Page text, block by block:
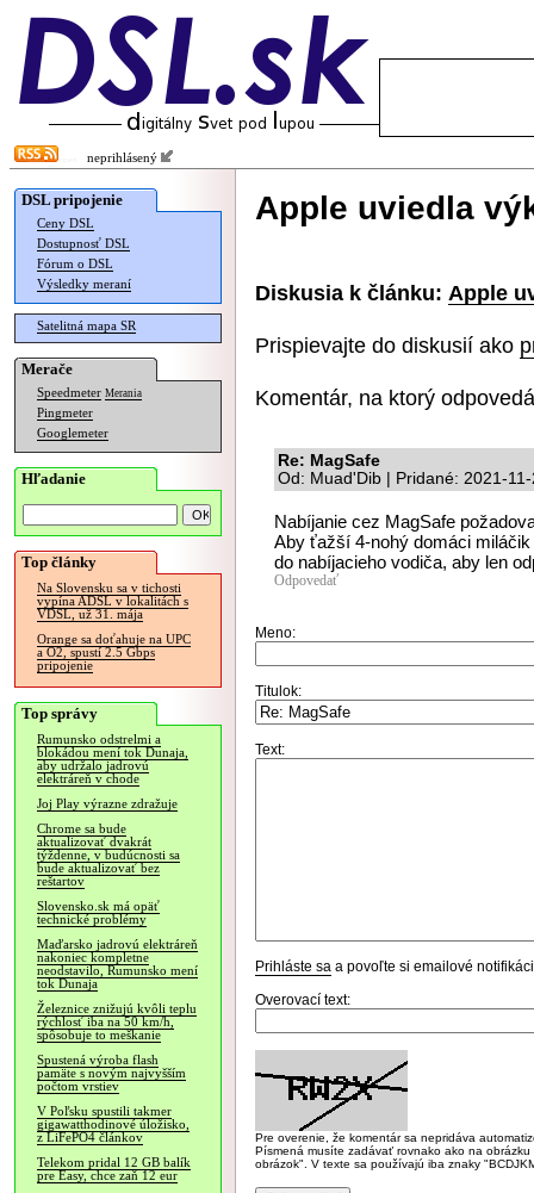
neprihlásený
DSL pripojenie
Ceny DSL
Dostupnosť DSL
Fórum o DSL
Výsledky meraní
Satelitná mapa SR
Merače
Speedmeter Merania
Pingmeter
Googlemeter
Hľadanie
Top články
Na Slovensku sa v tichosti
vypína ADSL v lokalitách s
VDSL, už 31. mája
Orange sa doťahuje na UPC
a O2, spustí 2.5 Gbps
pripojenie
Top správy
Rumunsko odstrelmi a
blokádou mení tok Dunaja,
aby udržalo jadrovú
elektráreň v chode
Joj Play výrazne zdražuje
Chrome sa bude
aktualizovať dvakrát
týždenne, v budúcnosti sa
bude aktualizovať bez
reštartov
Slovensko.sk má opäť
technické problémy
Maďarsko jadrovú elektráreň
nakoniec kompletne
neodstavilo, Rumunsko mení
tok Dunaja
Železnice znižujú kvôli teplu
rýchlosť iba na 50 km/h,
spôsobuje to meškanie
Spustená výroba flash
pamäte s novým najvyšším
počtom vrstiev
V Poľsku spustili takmer
gigawatthodinové úložisko,
z LiFePO4 článkov
Telekom pridal 12 GB balík
pre Easy, chce zaň 12 eur
Apple uviedla
Diskusia k článku: Apple
Prispievajte do diskusií ako
Komentár, na ktorý
Re: MagSafe
Od: Muad'Dib | Pridané: 2021-
Nabíjanie cez MagSafe
Aby ťažší 4-nohý domáci
do nabíjacieho vodiča, aby len
Odpovedať
Meno:
Titulok:
Text:
Prihláste sa a povoľte si emailové
Overovací text:
Pre overenie, že komentár sa nepridáva
Písmená musíte zadávať rovnako ako na
obrázok". V texte sa používajú iba znaky